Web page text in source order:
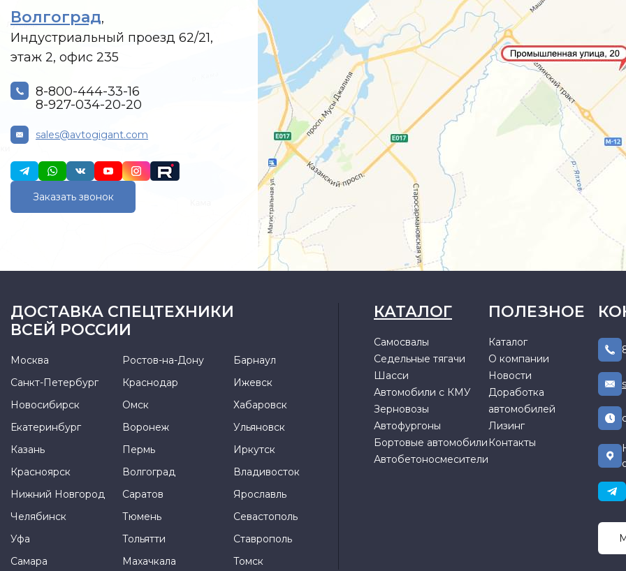
Волгоград,
Индустриальный проезд 62/21,
этаж 2, офис 235
8-800-444-33-16
8-927-034-20-20
sales@avtogigant.com
Заказать звонок
ДОСТАВКА СПЕЦТЕХНИКИ
ВСЕЙ РОССИИ
Москва Ростов-на-Дону
Барнаул
Санкт-Петербург
Краснодар
Ижевск
Новосибирск
Омск
Хабаровск
Екатеринбург
Воронеж
Ульяновск
Казань
Пермь
Иркутск
Красноярск
Волгоград
Владивосток
Нижний Новгород
Саратов
Ярославль
Челябинск
Тюмень
Севастополь
Уфа
Тольятти
Ставрополь
Самара
Махачкала Томск
КАТАЛОГ
Самосвалы
Седельные тягачи
Шасси
Автомобили с КМУ
Зерновозы
Автофургоны
Бортовые автомобили
Автобетоносмесители
ПОЛЕЗНОЕ
Каталог
О компании
Новости
Доработка
автомобилей
Лизинг
Контакты